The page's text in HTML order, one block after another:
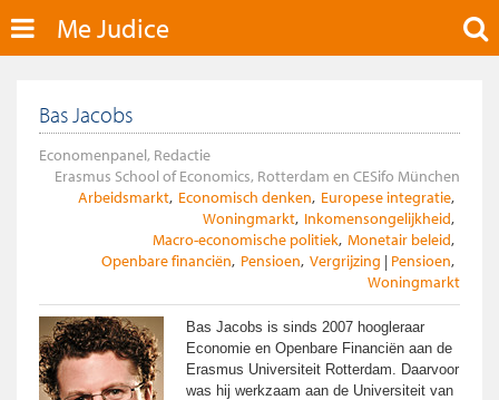
Me Judice
Bas Jacobs
Economenpanel, Redactie
Erasmus School of Economics, Rotterdam en CESifo München
Arbeidsmarkt Economisch denken Europese integratie
Woningmarkt Inkomensongelijkheid
Macro-economische politiek Monetair beleid
Openbare financiën Pensioen Vergrijzing
Pensioen
Woningmarkt
Bas Jacobs is sinds 2007 hoogleraar
Economie en Openbare Financiën aan de
Erasmus Universiteit Rotterdam. Daarvoor
was hij werkzaam aan de Universiteit van